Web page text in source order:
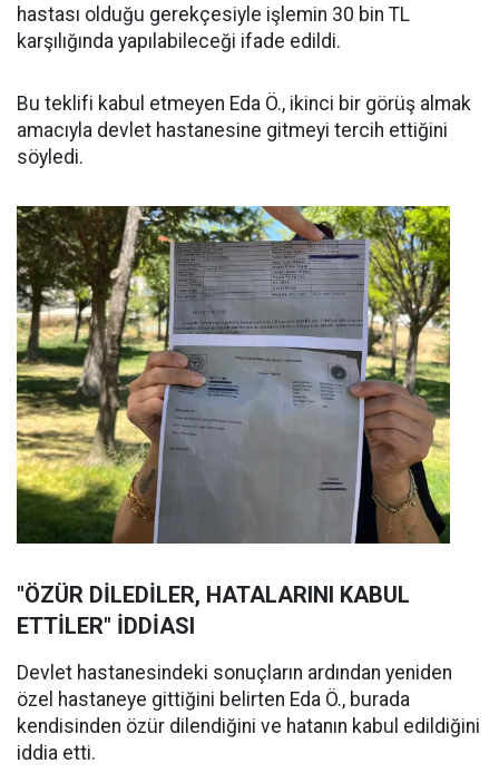
hastası olduğu gerekçesiyle işlemin 30 bin TL
karşılığında yapılabileceği ifade edildi.
Bu teklifi kabul etmeyen Eda Ö., ikinci bir görüş almak
amacıyla devlet hastanesine gitmeyi tercih ettiğini
söyledi.
"ÖZÜR DİLEDİLER, HATALARINI KABUL
ETTİLER" İDDİASI
Devlet hastanesindeki sonuçların ardından yeniden
özel hastaneye gittiğini belirten Eda Ö., burada
kendisinden özür dilendiğini ve hatanın kabul edildiğini
iddia etti.